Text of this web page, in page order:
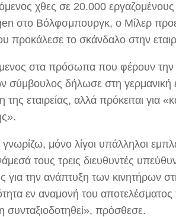
χθες σε 20.000 εργαζομένους
στο Βόλφσμπουργκ, ο Μίλερ
προκάλεσε το σκάνδαλο στην
στα πρόσωπα που φέρουν την
σύμβουλος δήλωσε στη γερμανική
της εταιρείας, αλλά πρόκειται για
μόνο λίγοι υπάλληλοι
τους τρεις διευθυντές
για την ανάπτυξη των κινητήρων
εν αναμονή του
συνταξιοδοτηθεί», πρόσθεσε.